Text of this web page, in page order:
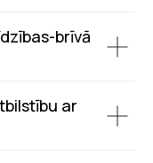
brīvā
ar